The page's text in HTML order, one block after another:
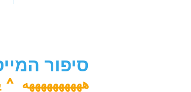
סיפור
ههههههههههه ^